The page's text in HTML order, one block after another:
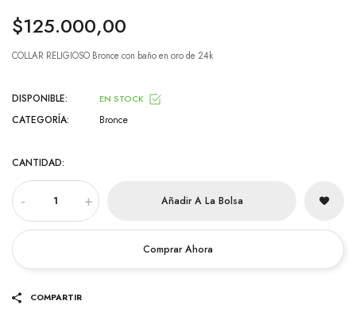
$125.000,00
COLLAR RELIGIOSO Bronce con baño en oro de 24k
DISPONIBLE: EN STOCK
CATEGORÍA: Bronce
CANTIDAD:
- + Añadir A La Bolsa
Comprar Ahora
COMPARTIR